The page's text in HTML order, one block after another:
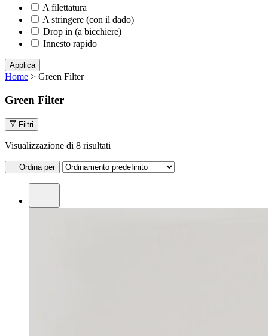
A filettatura
A stringere (con il dado)
Drop in (a bicchiere)
Innesto rapido
Applica
Home > Green Filter
Green Filter
Filtri
Visualizzazione di 8 risultati
Ordina per